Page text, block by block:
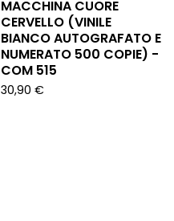
MACCHINA CUORE
CERVELLO (VINILE
BIANCO AUTOGRAFATO E
NUMERATO 500 COPIE) -
COM 515
30,90 €